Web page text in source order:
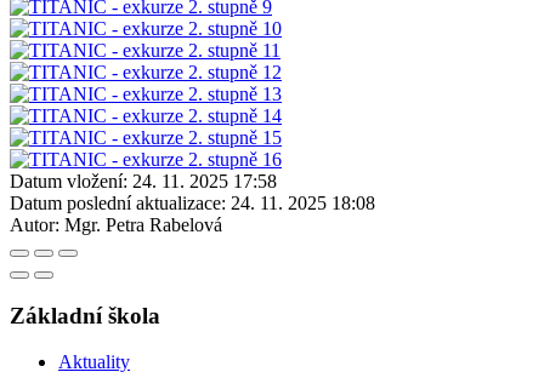
Datum vložení: 24. 11. 2025 17:58
Datum poslední aktualizace: 24. 11. 2025 18:08
Autor: Mgr. Petra Rabelová
Základní škola
Aktuality